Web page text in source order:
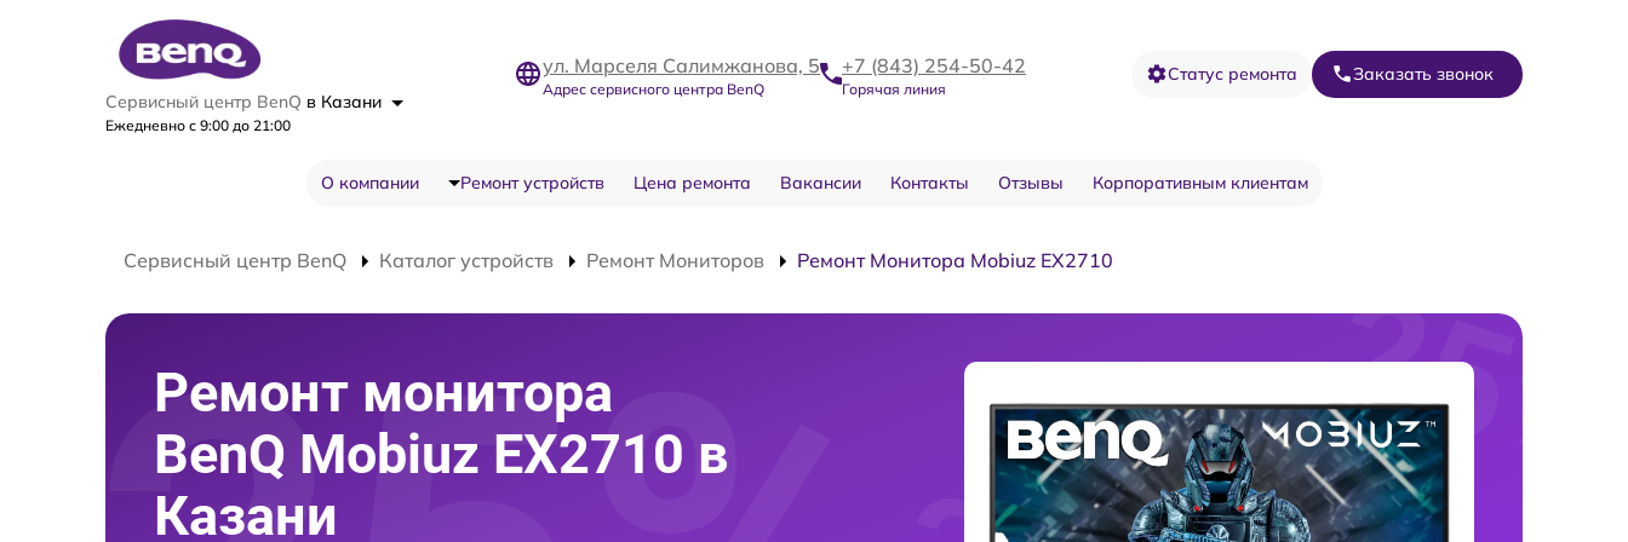
Сервисный центр BenQ в Казани
Ежедневно с 9:00 до 21:00
ул. Марселя Салимжанова, 5
Адрес сервисного центра BenQ
+7 (843) 254-50-42
Горячая линия
Статус ремонта Заказать звонок
О компании Ремонт устройств Цена ремонта Вакансии Контакты Отзывы Корпоративным клиентам
Сервисный центр BenQ Каталог устройств Ремонт Мониторов Ремонт Монитора Mobiuz EX2710
Ремонт монитора
BenQ Mobiuz EX2710 в
Казани